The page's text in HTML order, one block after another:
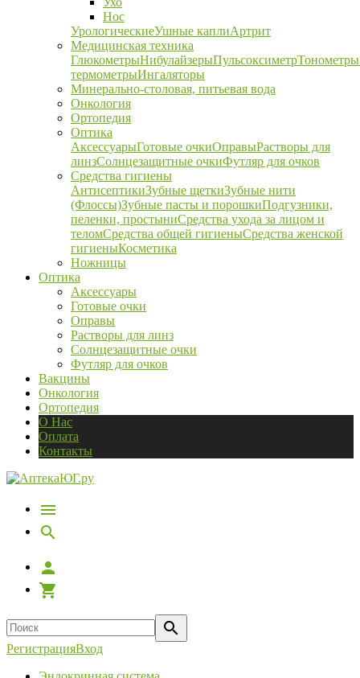
Нос
УрологическиеУшные каплиАртрит
Медицинская техника
ГлюкометрыНибулайзерыПульсоксиметрТонометры
термометрыИнгаляторы
Минерально-столовая, питьевая вода
Онкология
Ортопедия
Оптика
АксессуарыГотовые очкиОправыРастворы для
линзСолнцезащитные очкиФутляр для очков
Средства гигиены
АнтисептикиЗубные щеткиЗубные нити
(Флоссы)Зубные пасты и порошкиПодгузники,
пеленки, простыниСредства ухода за лицом и
теломСредства общей гигиеныСредства женской
гигиеныКосметика
Ножницы
Оптика
Аксессуары
Готовые очки
Оправы
Растворы для линз
Солнцезащитные очки
Футляр для очков
Вакцины
Онкология
Ортопедия
О Нас
Оплата
Контакты
РегистрацияВход